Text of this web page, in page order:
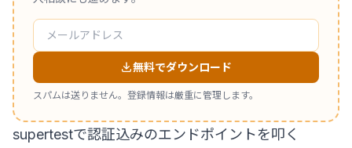
無料でダウンロード
スパムは送りません。登録情報は厳重に管理します。
supertestで認証込みのエンドポイントを叩く